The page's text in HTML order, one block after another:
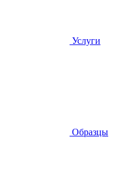
Услуги
Образцы